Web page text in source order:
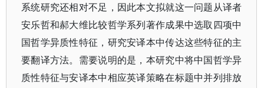
系统研究还相对不足，因此本文拟就这一问题从译者
安乐哲和郝大维比较哲学系列著作成果中选取四项中
国哲学异质性特征，研究安译本中传达这些特征的主
要翻译方法。需要说明的是，本研究中将中国哲学异
质性特征与安译本中相应英译策略在标题中并列排放